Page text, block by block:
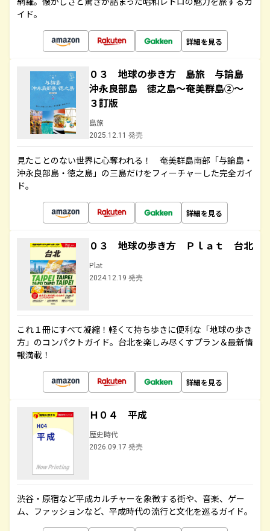
イド。
詳細を見る
０３ 地球の歩き方 島旅 与論島
沖永良部島 徳之島～奄美群島②～
３訂版
島旅
2025.12.11 発売
見たことのない世界に心奪われる！ 奄美群島南部「与論島・
沖永良部島・徳之島」の三島だけをフィーチャーした完全ガイ
ド。
詳細を見る
０３ 地球の歩き方 Ｐｌａｔ 台北
Plat
2024.12.19 発売
これ１冊にすべて凝縮！軽くて持ち歩きに便利な「地球の歩き
方」のコンパクトガイド。台北を楽しみ尽くすプラン＆最新情
報満載！
詳細を見る
Ｈ０４ 平成
歴史時代
2026.09.17 発売
渋谷・原宿など平成カルチャーを象徴する街や、音楽、ゲー
ム、ファッションなど、平成時代の流行と文化を巡るガイド。